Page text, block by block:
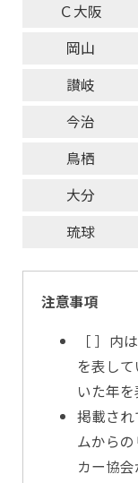
Ｃ大阪
岡山
讃岐
今治
鳥栖
大分
琉球
注意事項
［ ］内
を表し
いた年を
掲載さ
ムから
カー協